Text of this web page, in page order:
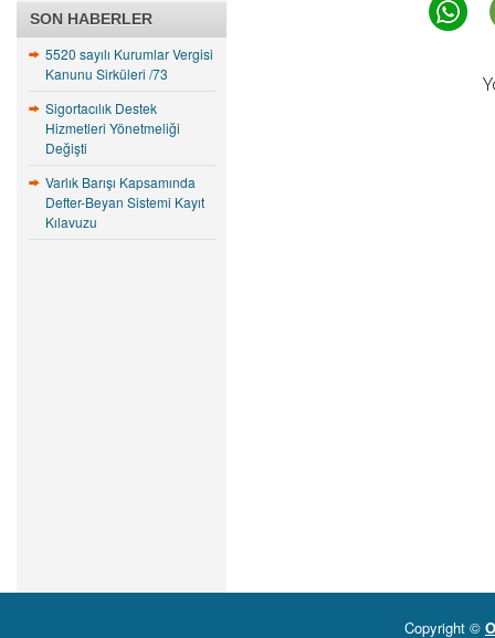
SON HABERLER
5520 sayılı Kurumlar Vergisi
Kanunu Sirküleri /73
Sigortacılık Destek
Hizmetleri Yönetmeliği
Değişti
Varlık Barışı Kapsamında
Defter-Beyan Sistemi Kayıt
Kılavuzu
Copyright ©